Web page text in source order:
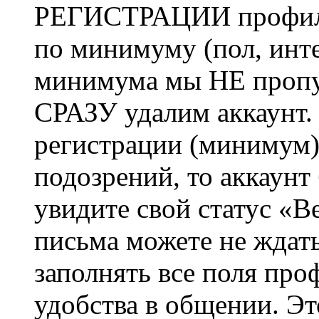
РЕГИСТРАЦИИ профиль
по минимуму (пол,
минимума мы НЕ
СРАЗУ удалим
регистрации
подозрений, то
увидите свой статус
письма можете не
заполнять все поля
удобства в общении.